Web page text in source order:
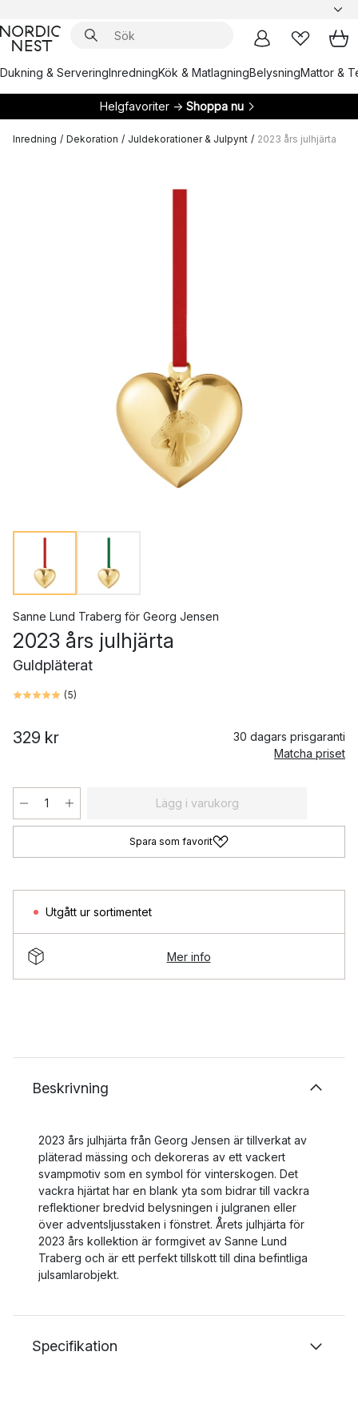
Dukning & ServeringInredningKök & MatlagningBelysningMattor &
Helgfavoriter → Shoppa nu
Inredning / Dekoration / Juldekorationer & Julpynt / 2023 års julhjärta
Sanne Lund Traberg för Georg Jensen
2023 års julhjärta
Guldpläterat
(5)
329 kr
30 dagars prisgaranti
Matcha priset
Lägg i varukorg
Spara som favorit
Utgått ur sortimentet
Mer info
Beskrivning
2023 års julhjärta från Georg Jensen är tillverkat av
pläterad mässing och dekoreras av ett vackert
svampmotiv som en symbol för vinterskogen. Det
vackra hjärtat har en blank yta som bidrar till vackra
reflektioner bredvid belysningen i julgranen eller
över adventsljusstaken i fönstret. Årets julhjärta för
2023 års kollektion är formgivet av Sanne Lund
Traberg och är ett perfekt tillskott till dina befintliga
julsamlarobjekt.
Specifikation